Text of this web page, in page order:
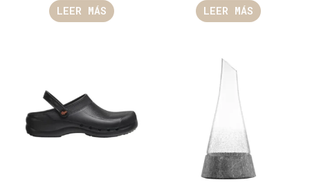
LEER MÁS LEER MÁS